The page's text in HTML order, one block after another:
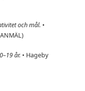
och mål. •
år.• Hageby